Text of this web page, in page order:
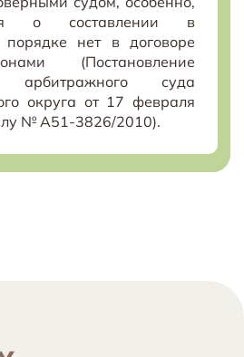
о составлении в
порядке нет в договоре
(Постановление
арбитражного суда
округа от 17 февраля
№ А51-3826/2010).